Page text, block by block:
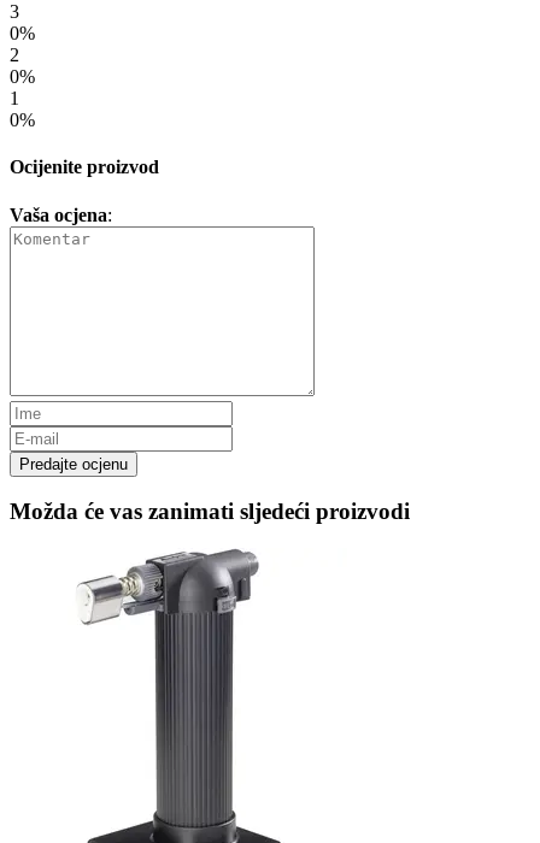
3
0%
2
0%
1
0%
Ocijenite proizvod
Vaša ocjena:
Predajte ocjenu
Možda će vas zanimati sljedeći proizvodi